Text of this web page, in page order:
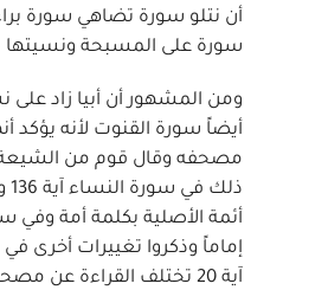
أن نتلو سورة تضاهي سورة
سورة على المسبحة ونسيتها
ومن المشهور أن أبيا زاد
أيضاً سورة القنوت لأنه يؤكد
مصحفه وقال قوم من الشيعة
آية 20 تختلف القراءة